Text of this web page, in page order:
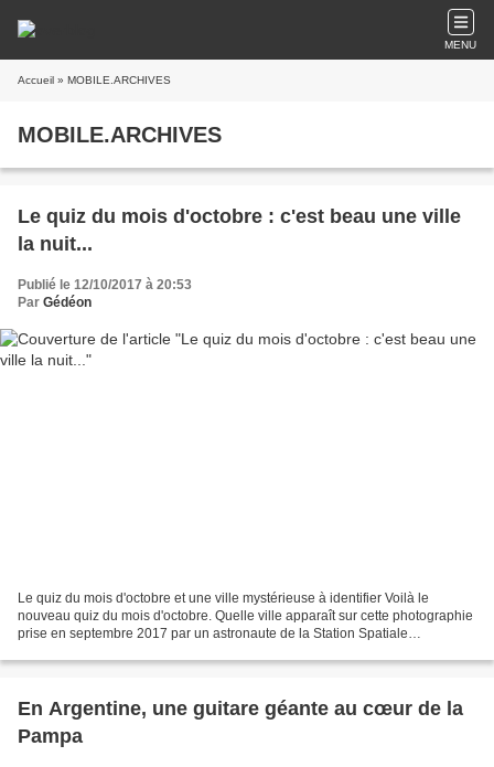
MENU
Accueil » MOBILE.ARCHIVES
MOBILE.ARCHIVES
Le quiz du mois d'octobre : c'est beau une ville
la nuit...
Publié le 12/10/2017 à 20:53
Par Gédéon
Le quiz du mois d'octobre et une ville mystérieuse à identifier Voilà le
nouveau quiz du mois d'octobre. Quelle ville apparaît sur cette photographie
prise en septembre 2017 par un astronaute de la Station Spatiale
En Argentine, une guitare géante au cœur de la
Pampa